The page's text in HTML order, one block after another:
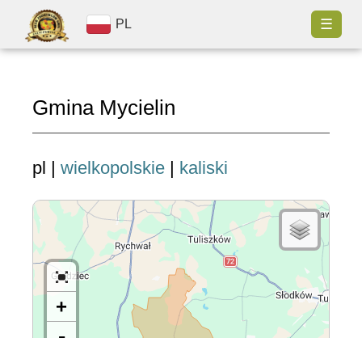
PL ☰
Gmina Mycielin
pl | wielkopolskie | kaliski
+